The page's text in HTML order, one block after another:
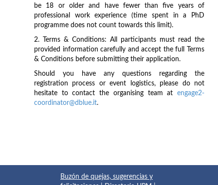
be 18 or older and have fewer than five years of
professional work experience (time spent in a PhD
programme does not count towards this limit).
2. Terms & Conditions: All participants must read the
provided information carefully and accept the full Terms
& Conditions before submitting their application.
Should you have any questions regarding the
registration process or event logistics, please do not
hesitate to contact the organising team at engage2-
coordinator@dblue.it.
Buzón de quejas, sugerencias y